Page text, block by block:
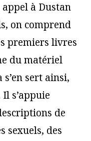
à Dustan
on comprend
premiers livres
du matériel
sert ainsi,
s’appuie
de
sexuels, des